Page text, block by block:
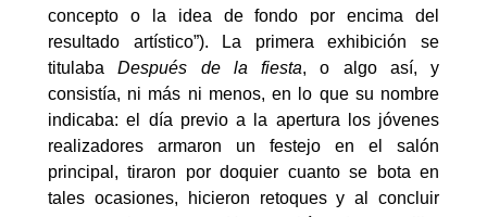
concepto o la idea de fondo por encima del
resultado artístico”). La primera exhibición se
titulabaDespués de la fiesta, o algo así, y
consistía, ni más ni menos, en lo que su nombre
indicaba: el día previo a la apertura los jóvenes
realizadores armaron un festejo en el salón
principal, tiraron por doquier cuanto se bota en
tales ocasiones, hicieron retoques y al concluir